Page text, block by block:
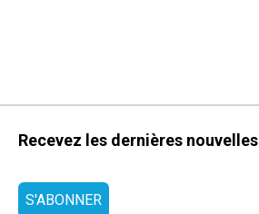
Recevez les dernières nouvelles